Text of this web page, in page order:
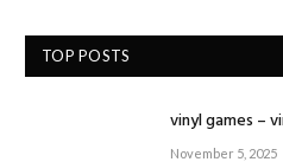
TOP POSTS
vinyl games –
November 5, 2025